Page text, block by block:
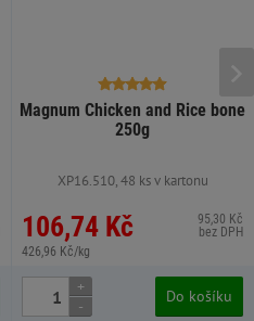
Magnum Chicken and Rice bone
250g
XP16.510, 48 ks v kartonu
106,74 Kč
426,96 Kč/kg
95,30 Kč
bez DPH
+
-
Do košíku